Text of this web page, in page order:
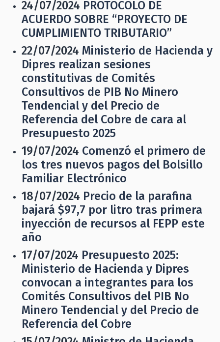
24/07/2024 PROTOCOLO DE
ACUERDO SOBRE “PROYECTO DE
CUMPLIMIENTO TRIBUTARIO”
22/07/2024 Ministerio de Hacienda y
Dipres realizan sesiones
constitutivas de Comités
Consultivos de PIB No Minero
Tendencial y del Precio de
Referencia del Cobre de cara al
Presupuesto 2025
19/07/2024 Comenzó el primero de
los tres nuevos pagos del Bolsillo
Familiar Electrónico
18/07/2024 Precio de la parafina
bajará $97,7 por litro tras primera
inyección de recursos al FEPP este
año
17/07/2024 Presupuesto 2025:
Ministerio de Hacienda y Dipres
convocan a integrantes para los
Comités Consultivos del PIB No
Minero Tendencial y del Precio de
Referencia del Cobre